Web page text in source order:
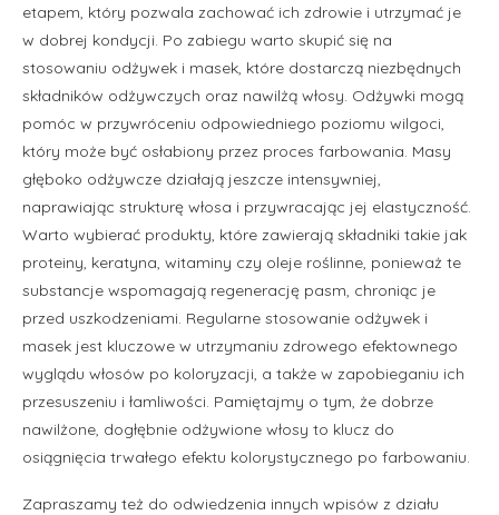
etapem, który pozwala zachować ich zdrowie i utrzymać je
w dobrej kondycji. Po zabiegu warto skupić się na
stosowaniu odżywek i masek, które dostarczą niezbędnych
składników odżywczych oraz nawilżą włosy. Odżywki mogą
pomóc w przywróceniu odpowiedniego poziomu wilgoci,
który może być osłabiony przez proces farbowania. Masy
głęboko odżywcze działają jeszcze intensywniej,
naprawiając strukturę włosa i przywracając jej elastyczność.
Warto wybierać produkty, które zawierają składniki takie jak
proteiny, keratyna, witaminy czy oleje roślinne, ponieważ te
substancje wspomagają regenerację pasm, chroniąc je
przed uszkodzeniami. Regularne stosowanie odżywek i
masek jest kluczowe w utrzymaniu zdrowego efektownego
wyglądu włosów po koloryzacji, a także w zapobieganiu ich
przesuszeniu i łamliwości. Pamiętajmy o tym, że dobrze
nawilżone, dogłębnie odżywione włosy to klucz do
osiągnięcia trwałego efektu kolorystycznego po farbowaniu.
Zapraszamy też do odwiedzenia innych wpisów z działu